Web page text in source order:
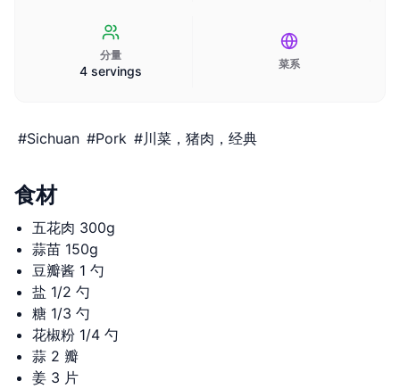
分量
4 servings 菜系
#Sichuan #Pork #川菜，猪肉，经典
食材
五花肉 300g
蒜苗 150g
豆瓣酱 1 勺
盐 1/2 勺
糖 1/3 勺
花椒粉 1/4 勺
蒜 2 瓣
姜 3 片